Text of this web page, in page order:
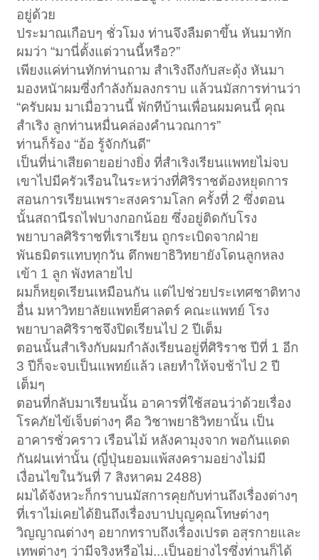
อยู่ด้วย
ประมาณเกือบๆ ชั่วโมง ท่านจึงลืมตาขึ้น หันมาทัก
ผมว่า “มานี่ตั้งแต่วานนี้หรือ?”
เพียงแค่ท่านทักท่านถาม สำเริงถึงกับสะดุ้ง หันมา
มองหนัาผมซี่งกำลังก้มลงกราบ แล้วนมัสการท่านว่า
“ครับผม มาเมื่อวานนี้ พักทีบ้านเพื่อนผมคนนี้ คุณ
สำเริง ลูกท่านหมื่นคล่องคำนวณการ”
ท่านก็ร้อง “อ้อ รู้จักกันดี”
เป็นที่น่าเสียดายอย่างยิ่ง ที่สำเริงเรียนแพทยไม่จบ
เขาไปมีครัวเรือนในระหว่างที่ศิริราชต้องหยุดการ
สอนการเรียนเพราะสงครามโลก ครั้งที่ 2 ซึ่งตอน
นั้นสถานีรถไฟบางกอกน้อย ซึ่งอยู่ติดกับโรง
พยาบาลศิริราชที่เราเรียน ถูกระเบิดจากฝ่าย
พันธมิตรแทบทุกวัน ตึกพยาธิวิทยายังโดนลูกหลง
เข้า 1 ลูก พังทลายไป
ผมก็หยุดเรียนเหมือนกัน แต่ไปช่วยประเทศชาติทาง
อื่น มหาวิทยาลัยแพทย็ศาลตร์ คณะแพทย์ โรง
พยาบาลศิริราชจึงปิดเรียนไป 2 ปีเต็ม
ตอนนั้นสำเริงกับผมกำลังเรียนอยู่ที่ศิริราช ปีที่ 1 อีก
3 ปีก็จะจบเป็นแพทย์แล้ว เลยทำให้จบช้าไป 2 ปี
เต็มๆ
ตอนที่กลับมาเรียนนั้น อาคารที่ใช้สอนว่าด้วยเรื่อง
โรคภัยไข้เจ็บต่างๆ คือ วิชาพยาธิวิทยานั้น เป็น
อาคารชั่วคราว เรือนไม้ หลังคามุงจาก พอกันแดด
กันฝนเท่านั้น (ญี่ปุ่นยอมแพ้สงครามอย่างไม่มี
เงื่อนไขในวันที่ 7 สิงหาคม 2488)
ผมได้จังหวะก็กราบนมัสการคุยกับท่านถึงเรื่องต่างๆ
ที่เราไม่เคยได้ยินถึงเรื่องบาปบุญคุณโทษต่างๆ
วิญญาณต่างๆ อยากทราบถึงเรื่องเปรต อสุรกายและ
เทพต่างๆ ว่ามีจริงหรือไม่...เป็นอย่างไรซึ่งท่านก็ได้